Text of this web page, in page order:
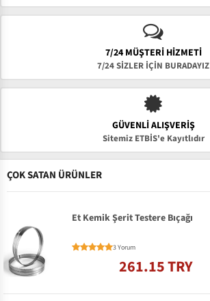
7/24 MÜŞTERİ HİZMETİ
7/24 SİZLER İÇİN BURADAYIZ
GÜVENLI ALIŞVERIŞ
Sitemiz ETBİS'e Kayıtlıdır
ÇOK SATAN ÜRÜNLER
Et Kemik Şerit Testere Bıçağı
3 Yorum
261.15 TRY